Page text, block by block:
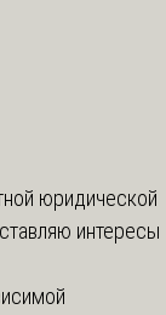
юридической
интересы